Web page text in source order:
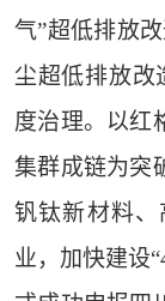
气”超低排放
尘超低排放改
度治理。以红
集群成链为突
钒钛新材料
业，加快建设